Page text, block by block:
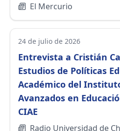
El Mercurio
24 de julio de 2026
Entrevista a Cristián
Estudios de Políticas
Académico del
Avanzados en
CIAE
Radio Universidad de